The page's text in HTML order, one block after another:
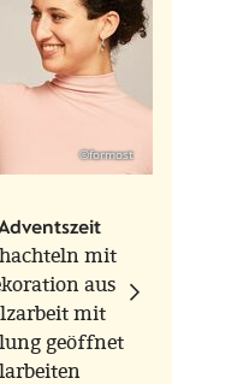
©formost
mit
aus
mit
geöffnet